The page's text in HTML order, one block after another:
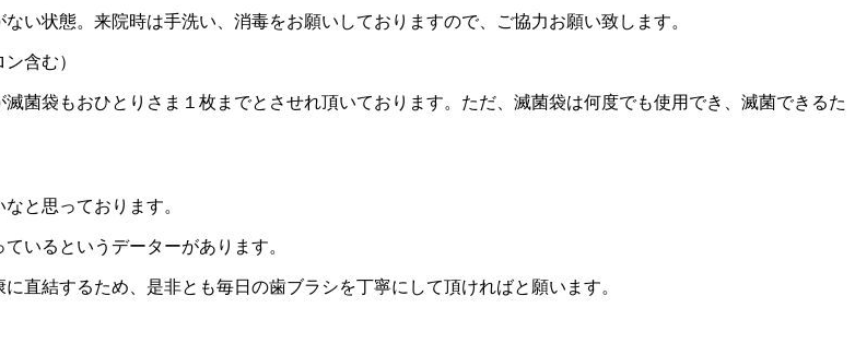
状態。来院時は手洗い、消毒をお願いしておりますので、ご協力お願い致します。
含む）
菌袋もおひとりさま１枚までとさせれ頂いております。ただ、滅菌袋は何度でも使用でき、滅菌できるた
と思っております。
いるというデーターがあります。
直結するため、是非とも毎日の歯ブラシを丁寧にして頂ければと願います。